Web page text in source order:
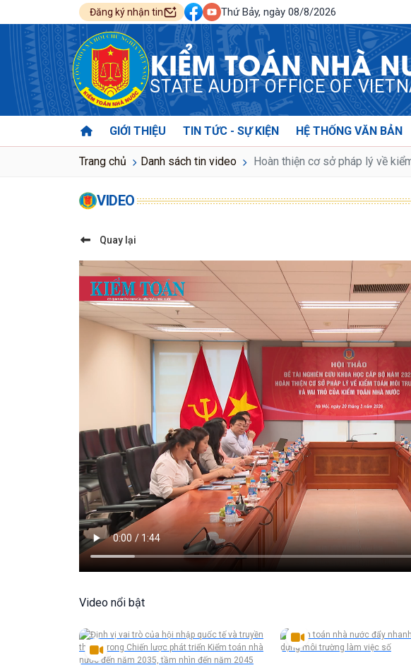
Đăng ký nhận tin Thứ Bảy, ngày 08/8/2026
KIỂM TOÁN NHÀ
STATE AUDIT OFFICE OF
GIỚI THIỆU TIN TỨC - SỰ KIỆN HỆ THỐNG VĂN BẢN
Trang chủ Danh sách tin video Hoàn thiện cơ sở pháp lý về
VIDEO
Quay lại
Video nổi bật